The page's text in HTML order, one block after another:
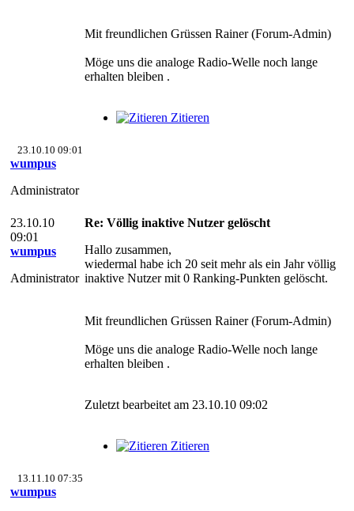
Mit freundlichen Grüssen Rainer (Forum-Admin)
Möge uns die analoge Radio-Welle noch lange
erhalten bleiben .
Zitieren
23.10.10 09:01
wumpus
Administrator
23.10.10
09:01
wumpus
Administrator
Re: Völlig inaktive Nutzer gelöscht
Hallo zusammen,
wiedermal habe ich 20 seit mehr als ein Jahr völlig
inaktive Nutzer mit 0 Ranking-Punkten gelöscht.
Mit freundlichen Grüssen Rainer (Forum-Admin)
Möge uns die analoge Radio-Welle noch lange
erhalten bleiben .
Zuletzt bearbeitet am 23.10.10 09:02
Zitieren
13.11.10 07:35
wumpus